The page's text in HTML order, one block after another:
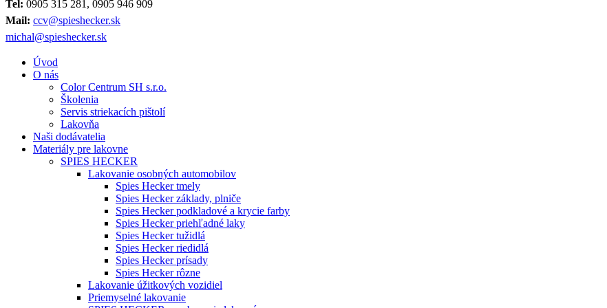
Tel: 0905 315 281, 0905 946 909
Mail: ccv@spieshecker.sk
michal@spieshecker.sk
Úvod
O nás
Color Centrum SH s.r.o.
Školenia
Servis striekacích pištolí
Lakovňa
Naši dodávatelia
Materiály pre lakovne
SPIES HECKER
Lakovanie osobných automobilov
Spies Hecker tmely
Spies Hecker základy, plniče
Spies Hecker podkladové a krycie farby
Spies Hecker priehľadné laky
Spies Hecker tužidlá
Spies Hecker riedidlá
Spies Hecker prísady
Spies Hecker rôzne
Lakovanie úžitkových vozidiel
Priemyselné lakovanie